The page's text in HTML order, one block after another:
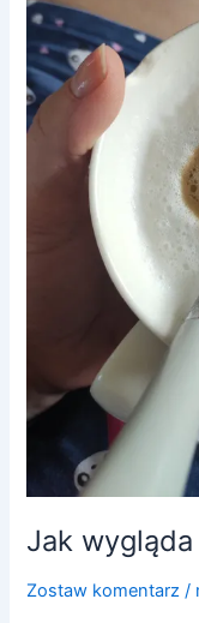
Jak
Zostaw komentarz /